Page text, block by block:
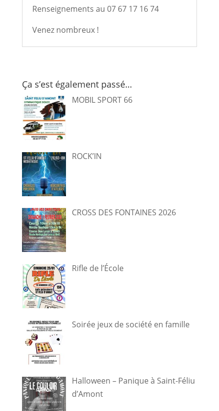
Renseignements au 07 67 17 16 74
Venez nombreux !
Ça s’est également passé…
MOBIL SPORT 66
ROCK’IN
CROSS DES FONTAINES 2026
Rifle de l’École
Soirée jeux de société en famille
Halloween – Panique à Saint-Féliu
d’Amont